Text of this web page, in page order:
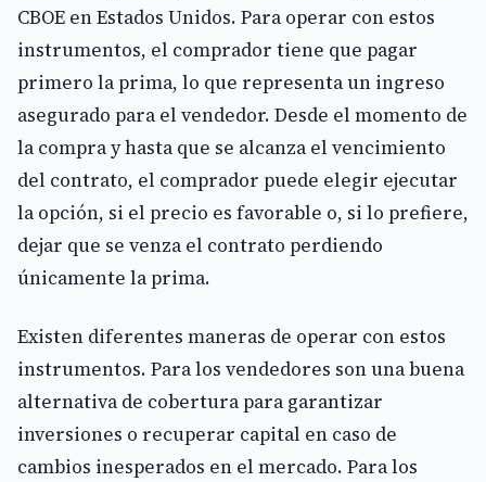
CBOE en Estados Unidos. Para operar con estos
instrumentos, el comprador tiene que pagar
primero la prima, lo que representa un ingreso
asegurado para el vendedor. Desde el momento de
la compra y hasta que se alcanza el vencimiento
del contrato, el comprador puede elegir ejecutar
la opción, si el precio es favorable o, si lo prefiere,
dejar que se venza el contrato perdiendo
únicamente la prima.
Existen diferentes maneras de operar con estos
instrumentos. Para los vendedores son una buena
alternativa de cobertura para garantizar
inversiones o recuperar capital en caso de
cambios inesperados en el mercado. Para los